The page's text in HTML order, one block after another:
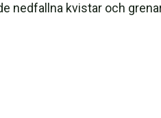
nedfallna kvistar och